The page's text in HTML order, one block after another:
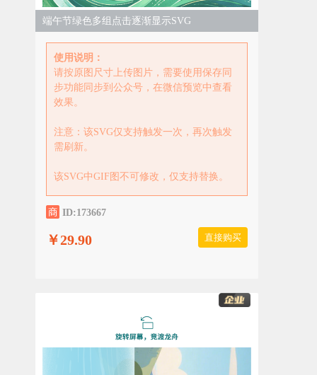
端午节绿色多组点击逐渐显示SVG
使用说明：
请按原图尺寸上传图片，需要使用保存同
步功能同步到公众号，在微信预览中查看
效果。
注意：该SVG仅支持触发一次，再次触发
需刷新。
该SVG中GIF图不可修改，仅支持替换。
ID:173667
直接购买
￥29.90